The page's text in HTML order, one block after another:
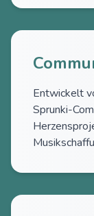
Entwickelt
Sprunki-